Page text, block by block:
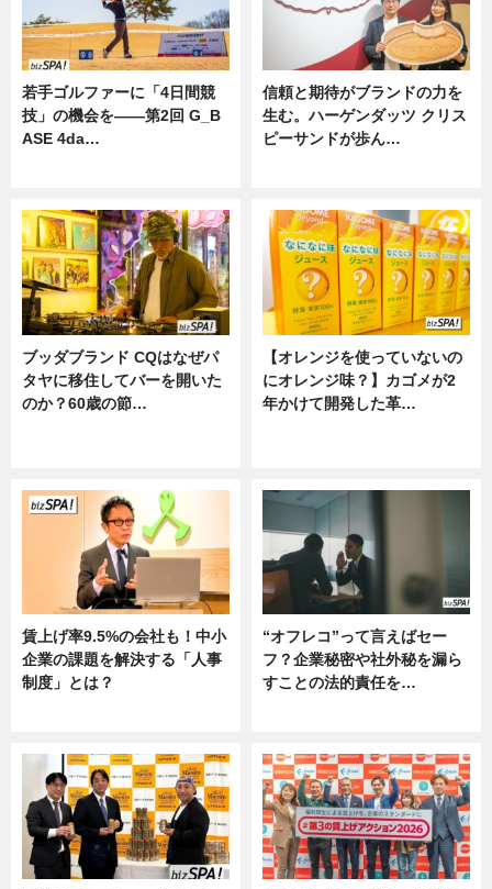
若手ゴルファーに「4日間競
技」の機会を——第2回 G_B
ASE 4da…
信頼と期待がブランドの力を
生む。ハーゲンダッツ クリス
ピーサンドが歩ん…
ブッダブランド CQはなぜパ
タヤに移住してバーを開いた
のか？60歳の節…
【オレンジを使っていないの
にオレンジ味？】カゴメが2
年かけて開発した革…
賃上げ率9.5%の会社も！中小
企業の課題を解決する「人事
制度」とは？
“オフレコ”って言えばセー
フ？企業秘密や社外秘を漏ら
すことの法的責任を…